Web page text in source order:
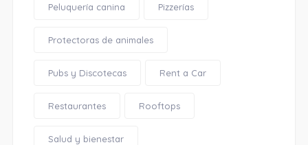
Peluquería canina Pizzerías
Protectoras de animales
Pubs y Discotecas Rent a Car
Restaurantes Rooftops
Salud y bienestar